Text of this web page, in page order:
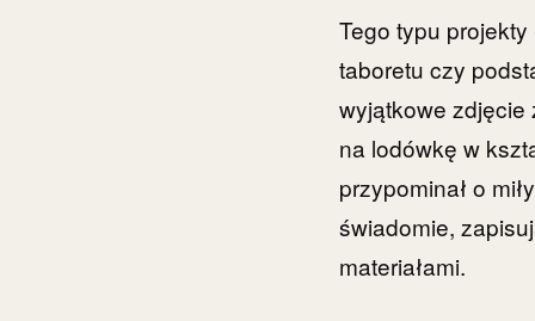
Tego typu
taboretu czy
wyjątkowe zdjęcie
na lodówkę w
przypominał o
świadomie,
materiałami.